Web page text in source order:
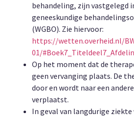
behandeling, zijn vastgelegd
geneeskundige
(WGBO). Zie hiervoor:
https://wetten.overheid.nl/
01/
Op het moment dat de
geen vervanging plaats. De
door en wordt naar een
verplaatst.
In geval van langdurige